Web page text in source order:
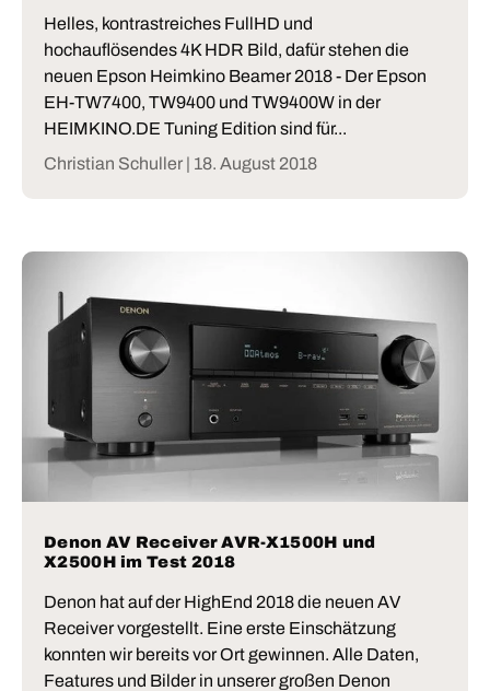
Helles, kontrastreiches FullHD und
hochauflösendes 4K HDR Bild, dafür stehen die
neuen Epson Heimkino Beamer 2018 - Der Epson
EH-TW7400, TW9400 und TW9400W in der
HEIMKINO.DE Tuning Edition sind für...
Christian Schuller | 18. August 2018
Denon AV Receiver AVR-X1500H und
X2500H im Test 2018
Denon hat auf der HighEnd 2018 die neuen AV
Receiver vorgestellt. Eine erste Einschätzung
konnten wir bereits vor Ort gewinnen. Alle Daten,
Features und Bilder in unserer großen Denon